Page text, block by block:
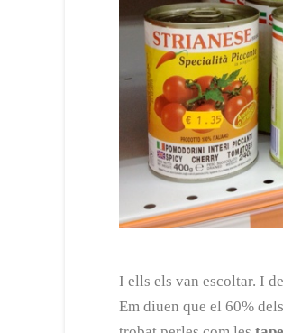
I ells els van escoltar. I
Em diuen que el 60%